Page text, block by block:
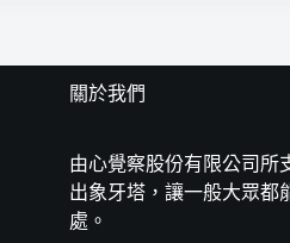
關於我們
由心覺察股份有限公司所
出象牙塔，讓一般大眾都
處。